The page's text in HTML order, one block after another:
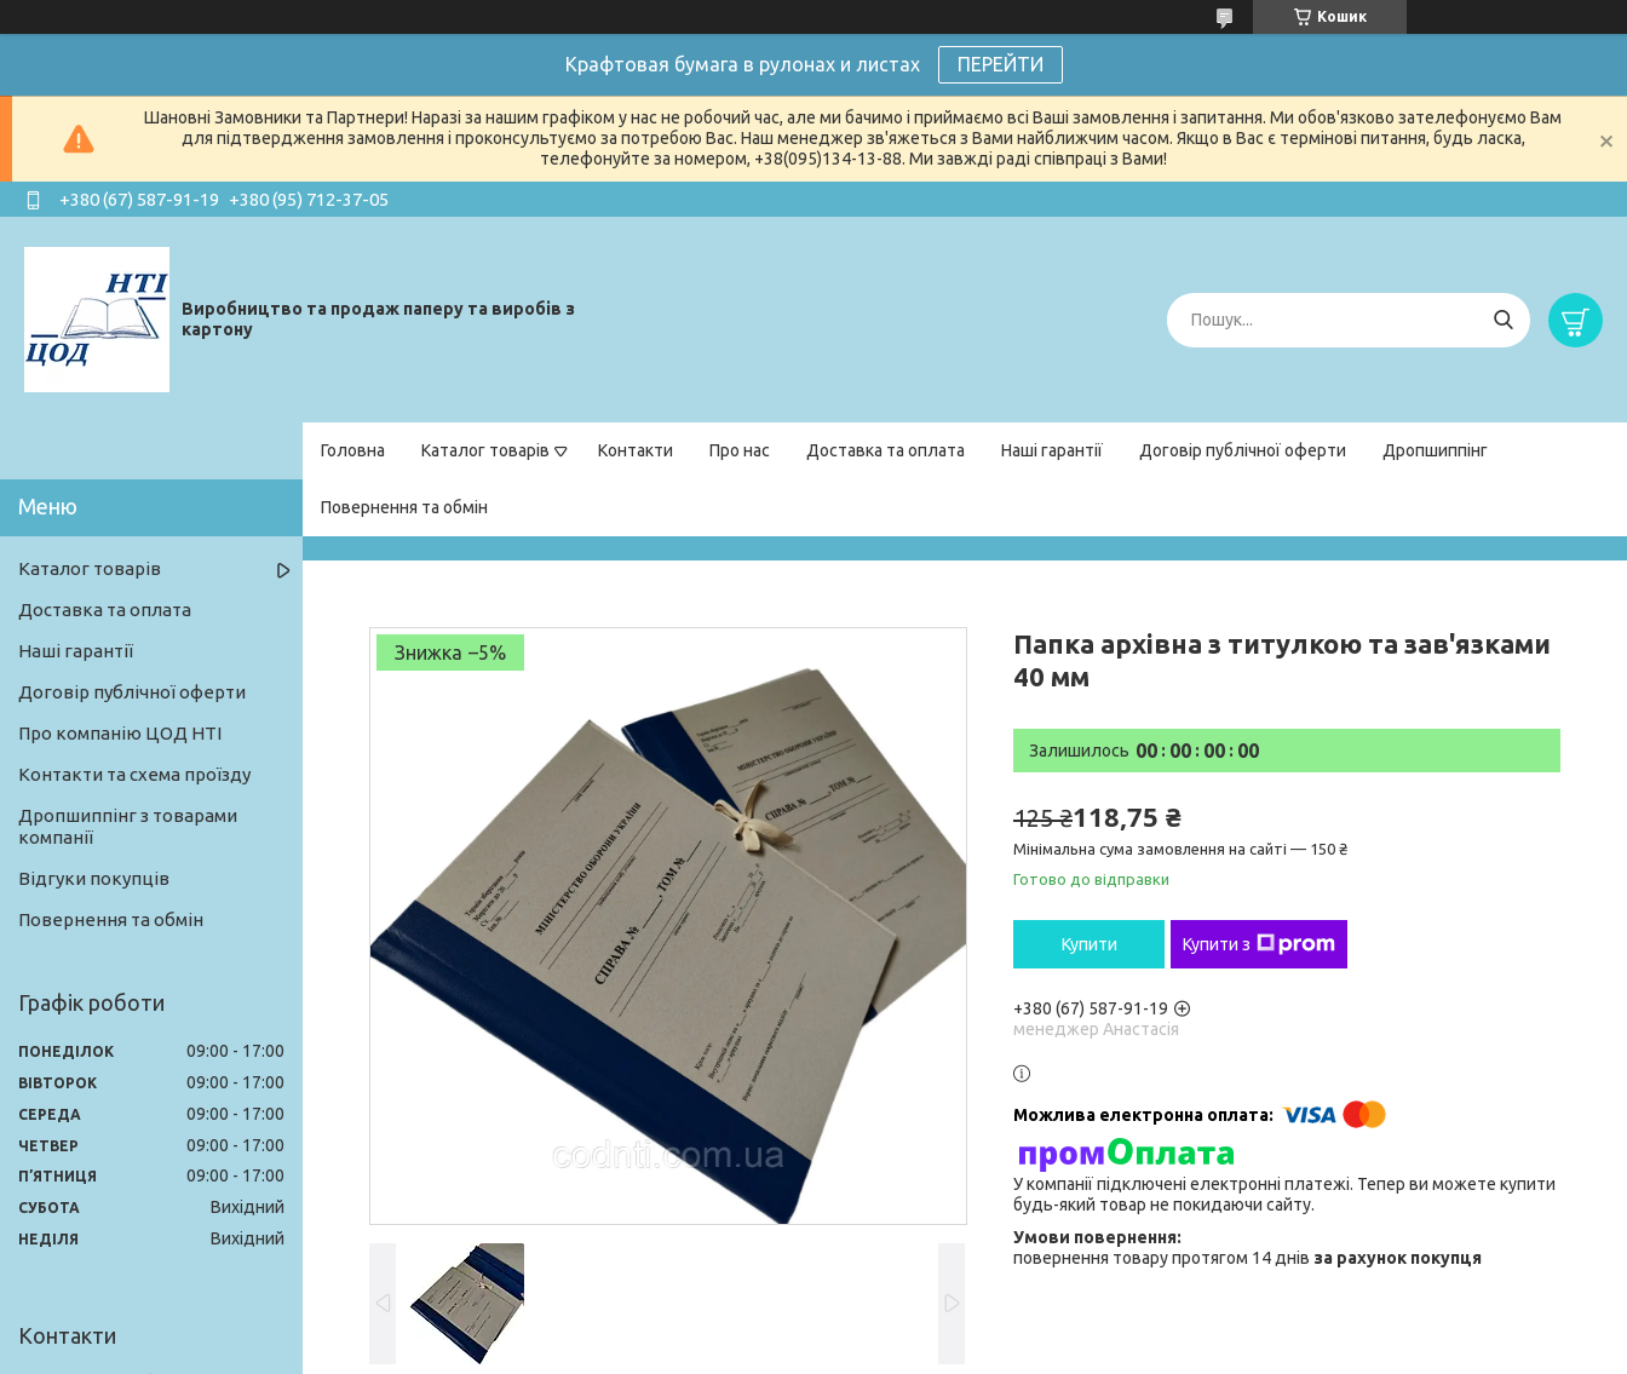
Кошик
Крафтовая бумага в рулонах и листах ПЕРЕЙТИ
Шановні Замовники та Партнери! Наразі за нашим графіком у нас не робочий час, але ми бачимо і приймаємо всі Ваші замовлення і запитання. Ми обов'язково зателефонуємо Вам
для підтвердження замовлення і проконсультуємо за потребою Вас. Наш менеджер зв'яжеться з Вами найближчим часом. Якщо в Вас є термінові питання, будь ласка,
телефонуйте за номером, +38(095)134-13-88. Ми завжді раді співпраці з Вами!
+380 (67) 587-91-19 +380 (95) 712-37-05
Виробництво та продаж паперу та виробів з
картону
Головна Каталог товарів Контакти Про нас Доставка та оплата Наші гарантії Договір публічної оферти Дропшиппінг
Повернення та обмін
–5%
Папка архівна з титулкою та зав'язками
40 мм
Залишилось 00 00 00 00
125 ₴118,75 ₴
Мінімальна сума замовлення на сайті — 150 ₴
Готово до відправки
Купити Купити з
+380 (67) 587-91-19
менеджер Анастасія
У компанії підключені електронні платежі. Тепер ви можете купити
будь-який товар не покидаючи сайту.
повернення товару протягом 14 днів за рахунок покупця
Каталог товарів
Доставка та оплата
Наші гарантії
Договір публічної оферти
Про компанію ЦОД НТІ
Контакти та схема проїзду
Дропшиппінг з товарами
компанії
Відгуки покупців
Повернення та обмін
Графік роботи
ПОНЕДІЛОК 09:00 17:00
ВІВТОРОК 09:00 17:00
СЕРЕДА 09:00 17:00
ЧЕТВЕР 09:00 17:00
ПʼЯТНИЦЯ 09:00 17:00
СУБОТА Вихідний
НЕДІЛЯ Вихідний
Контакти